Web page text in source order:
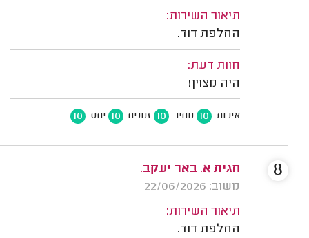
תיאור השירות:
החלפת דוד.
חוות דעת:
היה מצוין!
איכות 10 מחיר 10 זמנים 10 יחס 10
‫חגית א. באר יעקב.
משוב: 22/06/2026
תיאור השירות:
החלפת דוד.
8